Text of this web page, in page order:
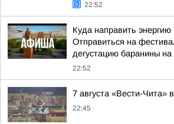
22:52
Куда направить
Отправиться на
дегустацию баранины на
22:52
7 августа «Вести-Чита»
22:45